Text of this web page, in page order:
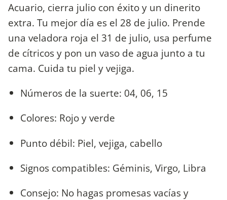
Acuario, cierra julio con éxito y un dinerito
extra. Tu mejor día es el 28 de julio. Prende
una veladora roja el 31 de julio, usa perfume
de cítricos y pon un vaso de agua junto a tu
cama. Cuida tu piel y vejiga.
Números de la suerte: 04, 06, 15
Colores: Rojo y verde
Punto débil: Piel, vejiga, cabello
Signos compatibles: Géminis, Virgo, Libra
Consejo: No hagas promesas vacías y